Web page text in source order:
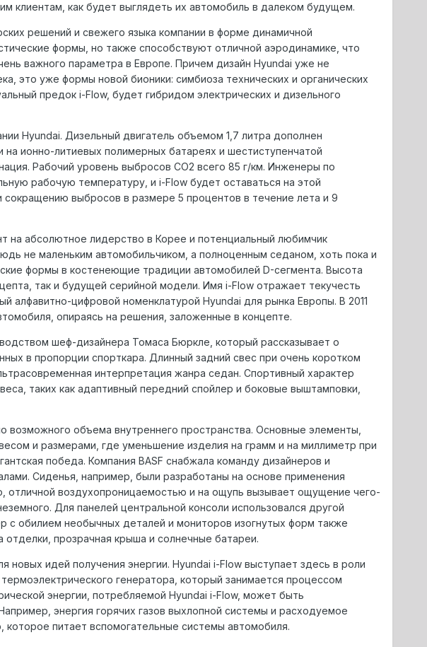
клиентам, как будет выглядеть их автомобиль в далеком будущем.
решений и свежего языка компании в форме динамичной
формы, но также способствуют отличной аэродинамике, что
важного параметра в Европе. Причем дизайн Hyundai уже не
это уже формы новой бионики: симбиоза технических и органических
предок i-Flow, будет гибридом электрических и дизельного
Hyundai. Дизельный двигатель объемом 1,7 литра дополнен
ионно-литиевых полимерных батареях и шестиступенчатой
Рабочий уровень выбросов CO2 всего 85 г/км. Инженеры по
рабочую температуру, и i-Flow будет оставаться на этой
сокращению выбросов в размере 5 процентов в течение лета и 9
на абсолютное лидерство в Корее и потенциальный любимчик
не маленьким автомобильчиком, а полноценным седаном, хоть пока и
формы в костенеющие традиции автомобилей D-сегмента. Высота
так и будущей серийной модели. Имя i-Flow отражает текучесть
алфавитно-цифровой номенклатурой Hyundai для рынка Европы. В 2011
опираясь на решения, заложенные в концепте.
шеф-дизайнера Томаса Бюркле, который рассказывает о
в пропорции спорткара. Длинный задний свес при очень коротком
интерпретация жанра седан. Спортивный характер
таких как адаптивный передний спойлер и боковые выштамповки,
возможного объема внутреннего пространства. Основные элементы,
и размерами, где уменьшение изделия на грамм и на миллиметр при
победа. Компания BASF снабжала команду дизайнеров и
Сиденья, например, были разработаны на основе применения
отличной воздухопроницаемостью и на ощупь вызывает ощущение чего-
Для панелей центральной консоли использовался другой
с обилием необычных деталей и мониторов изогнутых форм также
прозрачная крыша и солнечные батареи.
новых идей получения энергии. Hyundai i-Flow выступает здесь в роли
генератора, который занимается процессом
энергии, потребляемой Hyundai i-Flow, может быть
энергия горячих газов выхлопной системы и расходуемое
питает вспомогательные системы автомобиля.